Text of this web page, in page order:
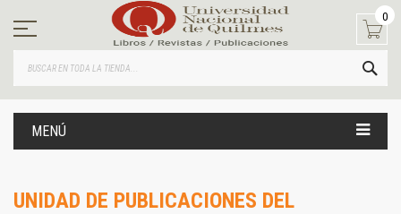
contenido
0
MENÚ
UNIDAD DE PUBLICACIONES DEL